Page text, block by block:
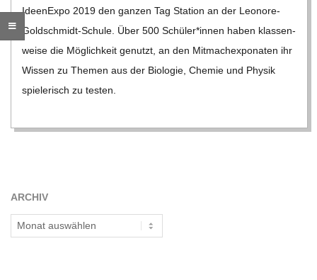
L
D
S
H
M
Ideen­Expo 2019 den gan­zen Tag Sta­tion an der Leo­­nore-
Gol­d­­schmidt-Schule. Über 500 Schüler*innen haben klas­sen­
weise die Mög­lich­keit genutzt, an den Mit­mach­ex­po­na­ten ihr
Wis­sen zu The­men aus der Bio­lo­gie, Che­mie und Phy­sik
spie­le­risch zu tes­ten.
ARCHIV
Archiv